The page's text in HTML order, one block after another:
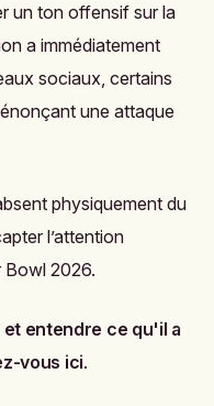
un ton offensif sur la
a immédiatement
sociaux, certains
une attaque
physiquement du
l’attention
Bowl 2026.
entendre ce qu'il a
vous ici.